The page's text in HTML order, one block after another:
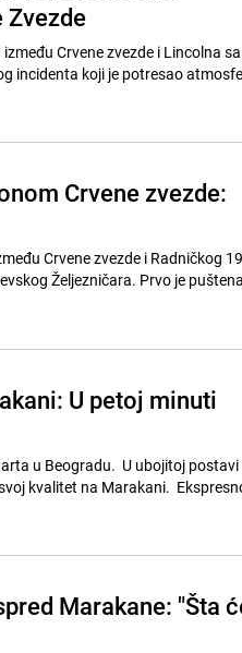
Zvezde
Crvene zvezde i Lincolna sa
incidenta koji je potresao
Crvene zvezde:
Crvene zvezde i Radničkog
Željezničara. Prvo je
U petoj minuti
u Beogradu. U ubojitoj
kvalitet na Marakani.
Marakane: "Šta